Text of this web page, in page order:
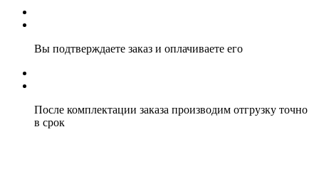
Вы подтверждаете заказ и оплачиваете его
После комплектации заказа производим отгрузку точно
в срок